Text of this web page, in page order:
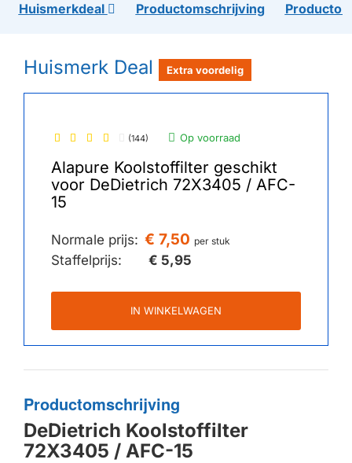
Huismerkdeal Productomschrijving
Huismerk Deal Extra voordelig
(144) Op voorraad
Alapure Koolstoffilter geschikt
voor DeDietrich 72X3405 / AFC-
15
Normale prijs: € 7,50 per stuk
Staffelprijs: € 5,95
IN WINKELWAGEN
Productomschrijving
DeDietrich Koolstoffilter
72X3405 / AFC-15